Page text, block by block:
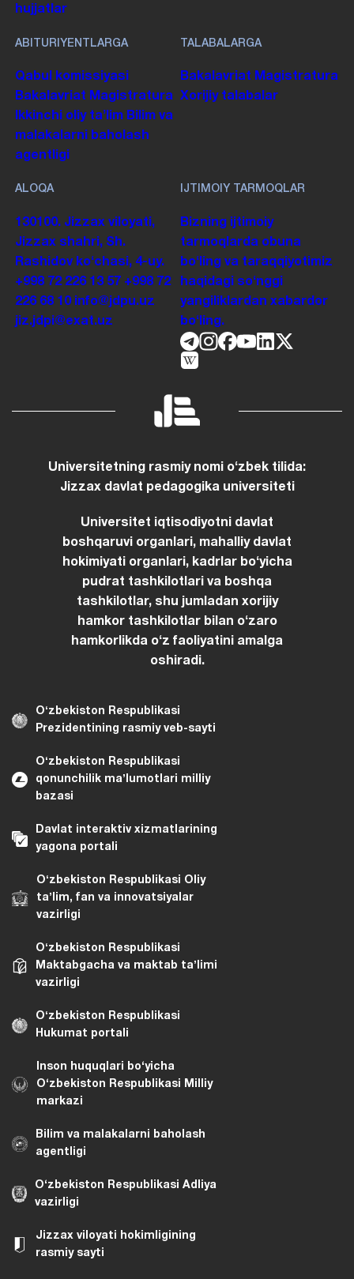
hujjatlar
ABITURIYENTLARGA
Qabul komissiyasi
Bakalavriat Magistratura
Ikkinchi oliy taʼlim Bilim va
malakalarni baholash
agentligi
TALABALARGA
Bakalavriat Magistratura
Xorijiy talabalar
ALOQA
130100. Jizzax viloyati,
Jizzax shahri, Sh.
Rashidov koʻchasi, 4-uy.
+998 72 226 13 57 +998 72
226 68 10 info@jdpu.uz
jiz.jdpi@exat.uz
IJTIMOIY TARMOQLAR
Bizning ijtimoiy
tarmoqlarda obuna
boʻling va taraqqiyotimiz
haqidagi soʻnggi
yangiliklardan xabardor
boʻling.
Universitetning rasmiy nomi oʻzbek tilida:
Jizzax davlat pedagogika universiteti
Universitet iqtisodiyotni davlat
boshqaruvi organlari, mahalliy davlat
hokimiyati organlari, kadrlar boʻyicha
pudrat tashkilotlari va boshqa
tashkilotlar, shu jumladan xorijiy
hamkor tashkilotlar bilan oʻzaro
hamkorlikda oʻz faoliyatini amalga
oshiradi.
Oʻzbekiston Respublikasi
Prezidentining rasmiy veb-sayti
Oʻzbekiston Respublikasi
qonunchilik maʼlumotlari milliy
bazasi
Davlat interaktiv xizmatlarining
yagona portali
Oʻzbekiston Respublikasi Oliy
taʼlim, fan va innovatsiyalar
vazirligi
Oʻzbekiston Respublikasi
Maktabgacha va maktab taʼlimi
vazirligi
Oʻzbekiston Respublikasi
Hukumat portali
Inson huquqlari bo‘yicha
O‘zbekiston Respublikasi Milliy
markazi
Bilim va malakalarni baholash
agentligi
O‘zbekiston Respublikasi Adliya
vazirligi
Jizzax viloyati hokimligining
rasmiy sayti